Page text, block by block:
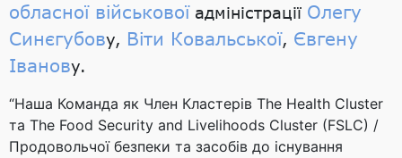
обласної військовоїадміністрації Олегу
Синєгубову, Віти Ковальської, Євгену
Іванову.
“Наша Команда як Член Кластерів The Health Cluster
та The Food Security and Livelihoods Cluster (FSLC) /
Продовольчої безпеки та засобів до існування